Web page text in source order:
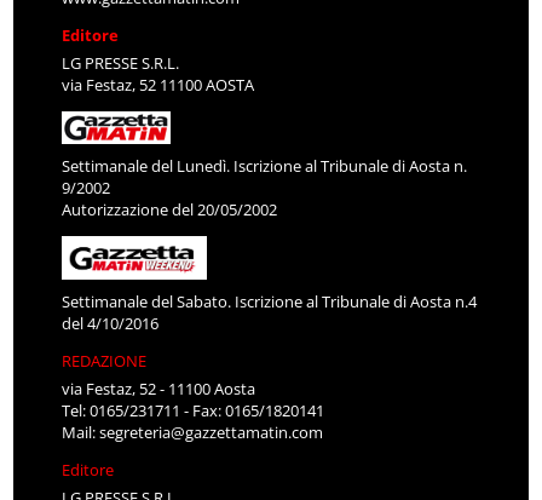
Editore
LG PRESSE S.R.L.
via Festaz, 52 11100 AOSTA
Settimanale del Lunedì. Iscrizione al Tribunale di Aosta n.
9/2002
Autorizzazione del 20/05/2002
Settimanale del Sabato. Iscrizione al Tribunale di Aosta n.4
del 4/10/2016
REDAZIONE
via Festaz, 52 - 11100 Aosta
Tel: 0165/231711 - Fax: 0165/1820141
Mail:segreteria@gazzettamatin.com
Editore